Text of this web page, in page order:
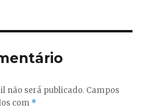
não será publicado. Campos
com *